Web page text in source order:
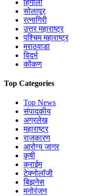
हिंगोली
सोलापूर
रत्नागिरी
उत्तर महाराष्ट्र
पश्चिम महाराष्ट्र
मराठवाडा
विदर्भ
कोंकण
Top Categories
Top News
संपादकीय
अग्रलेख
महाराष्ट्र
राजकारण
आरोग्य जागर
कृषी
क्राईम
टेक्नोलॉजी
बिझनेस
मनोरंजन